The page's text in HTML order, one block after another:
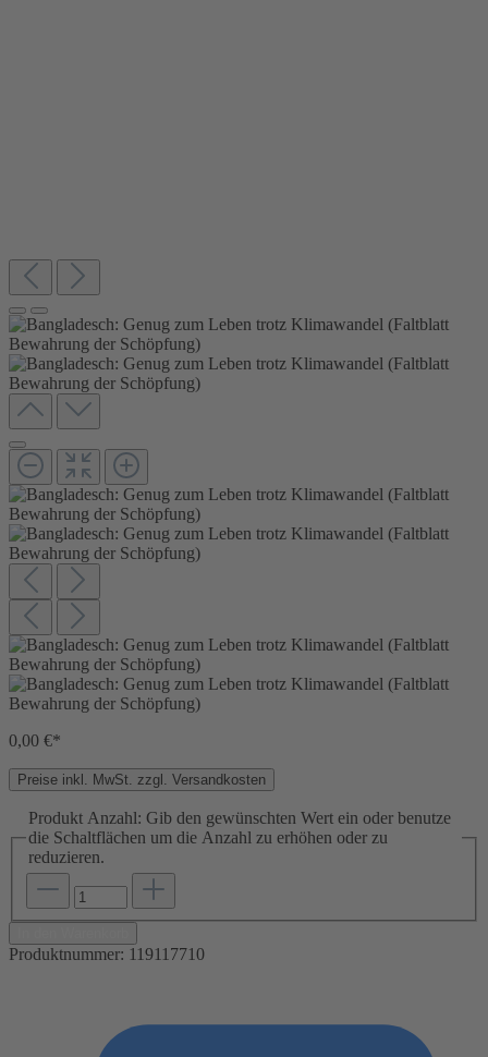
0,00 €*
Preise inkl. MwSt. zzgl. Versandkosten
Produkt Anzahl: Gib den gewünschten Wert ein oder benutze
die Schaltflächen um die Anzahl zu erhöhen oder zu
reduzieren.
Produktnummer: 119117710